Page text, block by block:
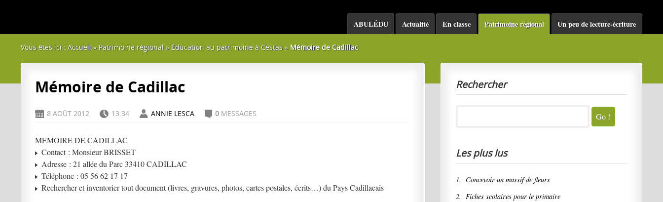
Un peu de lecture-écriture
Patrimoine régional
En classe
Actualité
ABULÉDU
Vous êtes ici : Accueil » Patrimoine régional » Éducation au patrimoine à Cestas » Mémoire de Cadillac
Mémoire de Cadillac
D 8 AOÛT 2012 H 13:34 A ANNIE LESCA C 0MESSAGES
MEMOIRE DE CADILLAC
Contact : Monsieur BRISSET
Adresse : 21 allée du Parc 33410 CADILLAC
Téléphone : 05 56 62 17 17
Rechercher et inventorier tout document (livres, gravures, photos, cartes postales, écrits…) du Pays Cadillacais
Rechercher
Les plus lus
1. Concevoir un massif de fleurs
2. Fiches scolaires pour le primaire